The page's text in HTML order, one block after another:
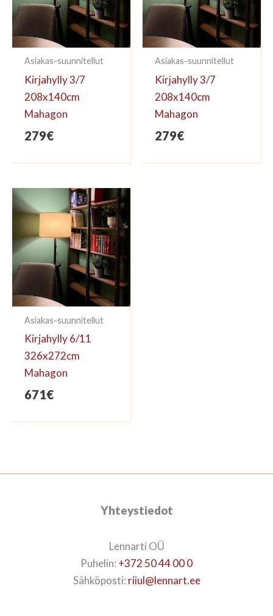
Asiakas-suunnitellut
Kirjahylly 3/7
208x140cm
Mahagon
279€
Asiakas-suunnitellut
Kirjahylly 3/7
208x140cm
Mahagon
279€
Asiakas-suunnitellut
Kirjahylly 6/11
326x272cm
Mahagon
671€
Yhteystiedot
Lennarti OÜ
Puhelin: +372 50 44 00 0
Sähköposti: riiul@lennart.ee